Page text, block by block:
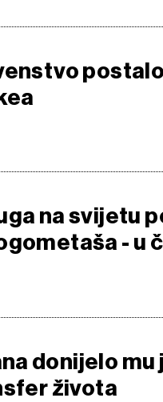
na svijetu
- u
donijelo mu
života